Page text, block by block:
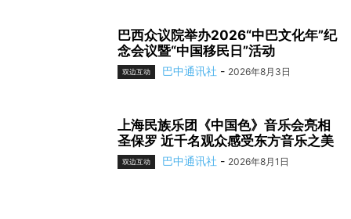
巴西众议院举办2026“中巴文化年”纪
念会议暨“中国移民日”活动
双边互动 巴中通讯社 - 2026年8月3日
上海民族乐团《中国色》音乐会亮相
圣保罗 近千名观众感受东方音乐之美
双边互动 巴中通讯社 - 2026年8月1日